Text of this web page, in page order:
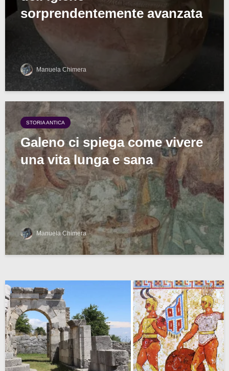
sorprendentemente avanzata
Manuela Chimera
STORIA ANTICA
Galeno ci spiega come vivere
una vita lunga e sana
Manuela Chimera